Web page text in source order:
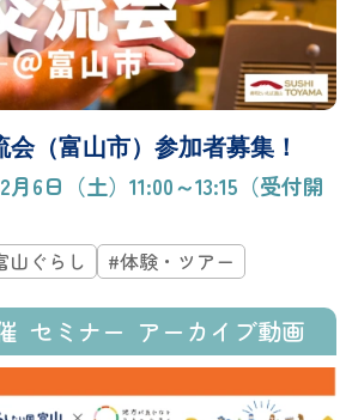
（富山市）参加者募集！
6日（土）11:00～13:15（受付開
山ぐらし #体験・ツアー
セミナー アーカイブ動画